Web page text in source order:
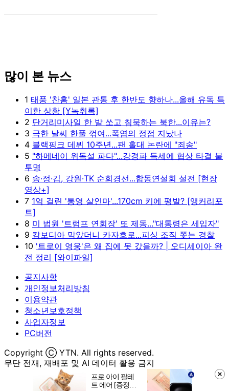
많이 본 뉴스
1 태풍 '찬홈' 일본 관통 후 한반도 향하나...올해 유독 특
이한 상황 [Y녹취록]
2 단거리미사일 한 발 쏘고 침묵하는 북한...이유는?
3 극한 날씨 한풀 꺾여...폭염의 정점 지났나
4 블랙핑크 데뷔 10주년...팬 홀대 논란에 "죄송"
5 "하메네이 위독설 파다"...강경파 득세에 협상 타결 불
투명
6 송·정·김, 강원·TK 순회경선...합동연설회 설전 [현장
영상+]
7 1억 걸린 '통영 살인마'...170cm 키에 평발? [앵커리포
트]
8 미 법원 '트럼프 연회장' 또 제동..."대통령은 세입자"
9 캄보디아 막았더니 카자흐로...피싱 조직 쫓는 경찰
10 '트로이 영웅'은 왜 집에 못 갔을까? | 오디세이아 완
전 정리 [와이파일]
공지사항
개인정보처리방침
이용약관
청소년보호정책
사업자정보
PC버전
Copyright Ⓒ YTN. All rights reserved.
무단 전재, 재배포 및 AI 데이터 활용 금지